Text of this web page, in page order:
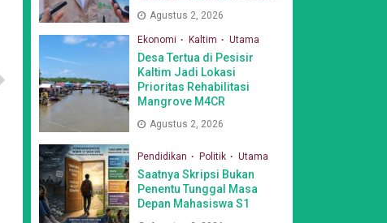
Agustus 2, 2026
Ekonomi Kaltim Utama
Desa Tertua di Pesisir
Kaltim Jadi Lokasi
Prioritas Rehabilitasi
Mangrove M4CR
Agustus 2, 2026
Pendidikan Politik Utama
Saatnya Skripsi Bukan
Penentu Tunggal Masa
Depan Mahasiswa S1